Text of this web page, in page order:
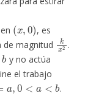
(x 0)
, es
de magnitud
kx
.
y no actúa
el trabajo
,0 <a<b
.